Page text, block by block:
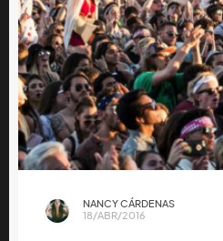
NANCY CÁRDENAS
18/ABR/2016